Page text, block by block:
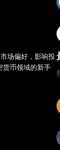
场偏好，影响投
货币领域的新手